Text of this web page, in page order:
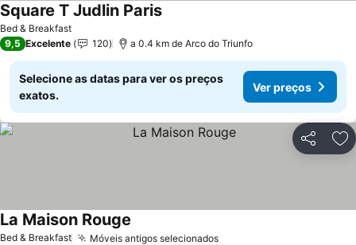
Bed & Breakfast
Square T Judlin Paris
9,5 Excelente 120 a 0.4 km de Arco do Triunfo
Selecione as datas para ver os preços
exatos.
Ver preços
Partilhar
Bed & Breakfast Móveis antigos selecionados
La Maison Rouge